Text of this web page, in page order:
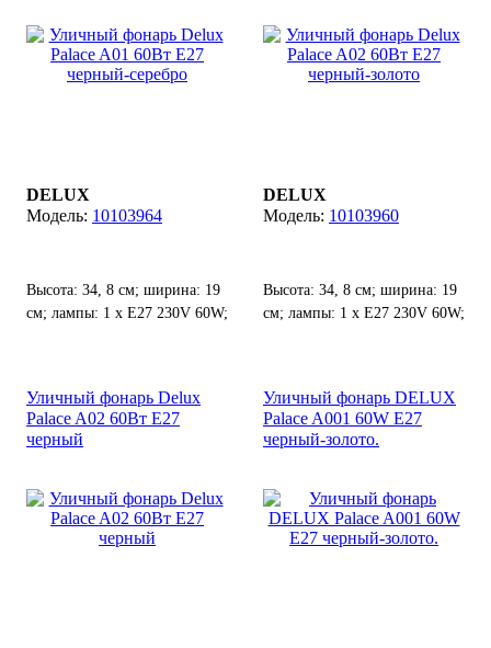
DELUX
10103964
Высота: 34, 8 см; ширина: 19
см; лампы: 1 х Е27 230V 60W;
DELUX
10103960
Высота: 34, 8 см; ширина: 19
см; лампы: 1 х Е27 230V 60W;
Уличный фонарь Delux
Palace A02 60Вт Е27
черный
Уличный фонарь DELUX
Palace A001 60W E27
черный-золото.